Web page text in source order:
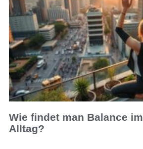
Wie findet man Balance
Alltag?